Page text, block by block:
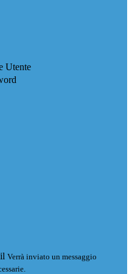
Utente
Verrà inviato un messaggio